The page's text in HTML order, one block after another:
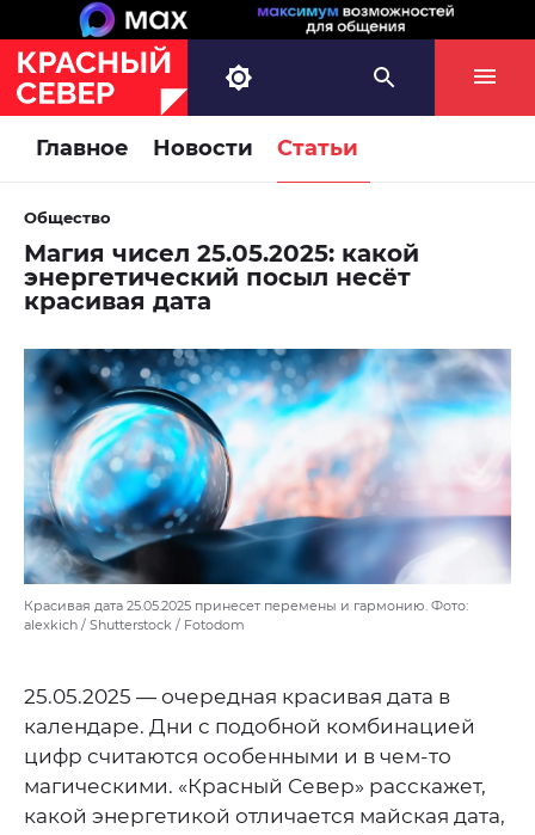
Главное Новости Статьи
Общество
Магия чисел 25.05.2025: какой
энергетический посыл несёт
красивая дата
Красивая дата 25.05.2025 принесет перемены и гармонию. Фото:
alexkich / Shutterstock / Fotodom
25.05.2025 — очередная красивая дата в
календаре. Дни с подобной комбинацией
цифр считаются особенными и в чем-то
магическими. «Красный Север» расскажет,
какой энергетикой отличается майская дата,